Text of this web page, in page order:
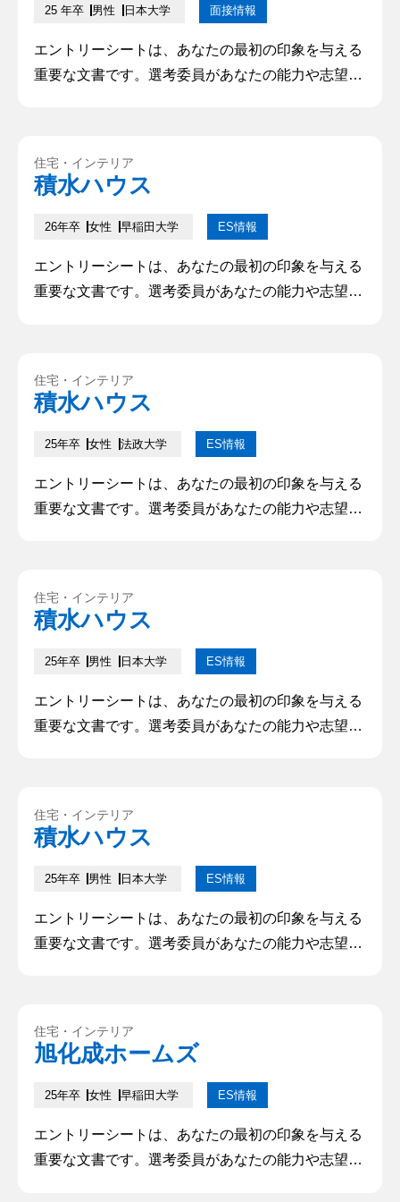
25 年卒 男性 日本大学 面接情報
エントリーシートは、あなたの最初の印象を与える
重要な文書です。選考委員があなたの能力や志望動
ます。本記事では、優れたエントリーシートを書く
ためのポイントや注意点について解説していきます
住宅・インテリア
積水ハウス
26年卒 女性 早稲田大学 ES情報
エントリーシートは、あなたの最初の印象を与える
重要な文書です。選考委員があなたの能力や志望動
ます。本記事では、優れたエントリーシートを書く
ためのポイントや注意点について解説していきます
住宅・インテリア
積水ハウス
25年卒 女性 法政大学 ES情報
エントリーシートは、あなたの最初の印象を与える
重要な文書です。選考委員があなたの能力や志望動
ます。本記事では、優れたエントリーシートを書く
ためのポイントや注意点について解説していきます
住宅・インテリア
積水ハウス
25年卒 男性 日本大学 ES情報
エントリーシートは、あなたの最初の印象を与える
重要な文書です。選考委員があなたの能力や志望動
ます。本記事では、優れたエントリーシートを書く
ためのポイントや注意点について解説していきます
住宅・インテリア
積水ハウス
25年卒 男性 日本大学 ES情報
エントリーシートは、あなたの最初の印象を与える
重要な文書です。選考委員があなたの能力や志望動
ます。本記事では、優れたエントリーシートを書く
ためのポイントや注意点について解説していきます
住宅・インテリア
旭化成ホームズ
25年卒 女性 早稲田大学 ES情報
エントリーシートは、あなたの最初の印象を与える
重要な文書です。選考委員があなたの能力や志望動